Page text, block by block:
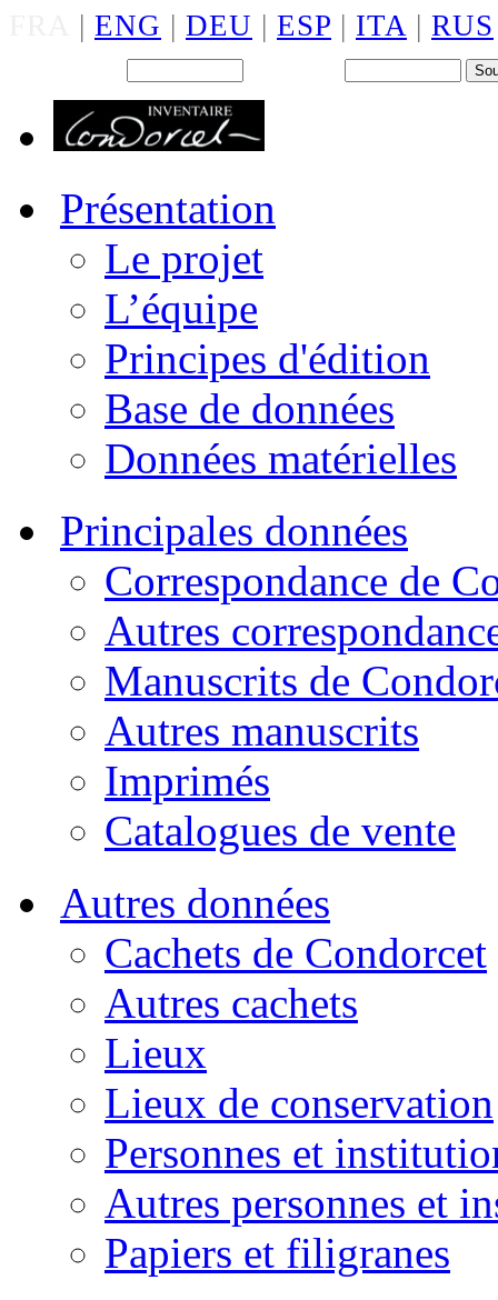
| ENG | DEU | ESP | ITA | RUS
Présentation
Le projet
L’équipe
Principes d'édition
Base de données
Données matérielles
Principales données
Correspondance de
Autres
Manuscrits de
Autres manuscrits
Imprimés
Catalogues de vente
Autres données
Cachets de Condorcet
Autres cachets
Lieux
Lieux de conservation
Personnes et
Autres personnes et
Papiers et filigranes